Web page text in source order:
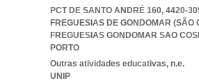
PCT DE SANTO ANDRÉ 160, 4420-
FREGUESIAS DE GONDOMAR (SÃO
FREGUESIAS GONDOMAR SAO
PORTO
Outras atividades educativas, n.e.
UNIP